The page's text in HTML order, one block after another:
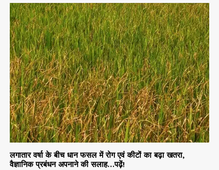
लगातार वर्षा के बीच धान फसल में रोग एवं कीटों का बढ़ा खतरा,
वैज्ञानिक प्रबंधन अपनाने की सलाह…पढ़ें!